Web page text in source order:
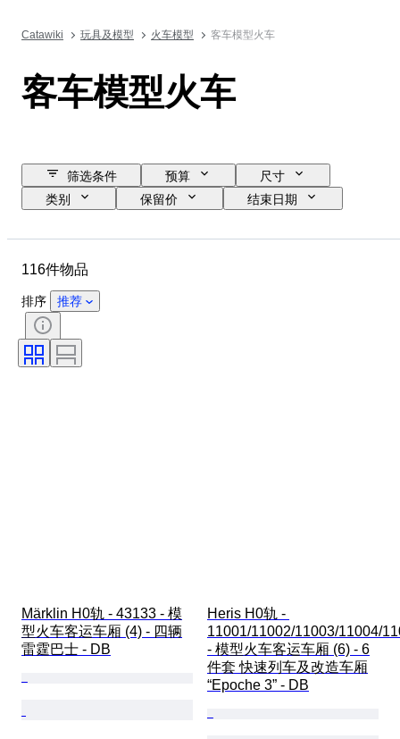
Catawiki 玩具及模型 火车模型 客车模型火车
客车模型火车
筛选条件 预算
尺寸
类别
保留价
结束日期
监控
时代
116件物品
排序 推荐
Märklin H0轨 - 43133 - 模
型火车客运车厢 (4) - 四辆
雷霆巴士 - DB
Heris H0轨 -
11001/11002/11003/11004/
- 模型火车客运车厢 (6) - 6
件套 快速列车及改造车厢
“Epoche 3” - DB